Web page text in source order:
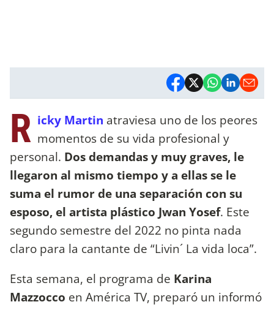
R icky Martin atraviesa uno de los peores
momentos de su vida profesional y
personal. Dos demandas y muy graves, le
llegaron al mismo tiempo y a ellas se le
suma el rumor de una separación con su
esposo, el artista plástico Jwan Yosef. Este
segundo semestre del 2022 no pinta nada
claro para la cantante de “Livin´ La vida loca”.
Esta semana, el programa de Karina
Mazzocco en América TV, preparó un informó